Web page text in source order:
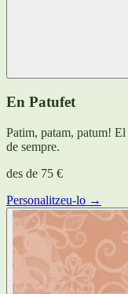
En Patufet
Patim, patam, patum!
de sempre.
des de 75 €
Personalitzeu-lo →